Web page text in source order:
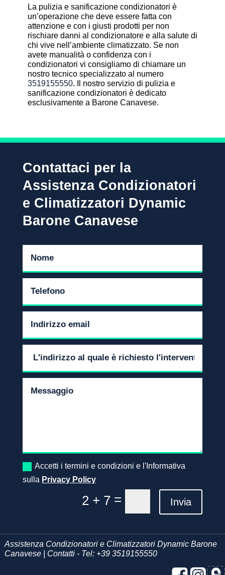
La pulizia e sanificazione condizionatori è
un’operazione che deve essere fatta con
attenzione e con i giusti prodotti per non
rischiare danni al condizionatore e alla salute di
chi vive nell’ambiente climatizzato. Se non
avete manualità o confidenza con i
condizionatori vi consigliamo di chiamare un
nostro tecnico specializzato al numero
3519155550. Il nostro servizio di pulizia e
sanificazione condizionatori è dedicato
esclusivamente a Barone Canavese.
Contattaci per la
Assistenza Condizionatori
e Climatizzatori Dynamic
Barone Canavese
Accetti i termini e condizioni e l'Informativa
sulla Privacy Policy
2 + 7 = Invia
Assistenza Condizionatori e Climatizzatori Dynamic Barone
Canavese | Contatti - Tel: +39 3519155550